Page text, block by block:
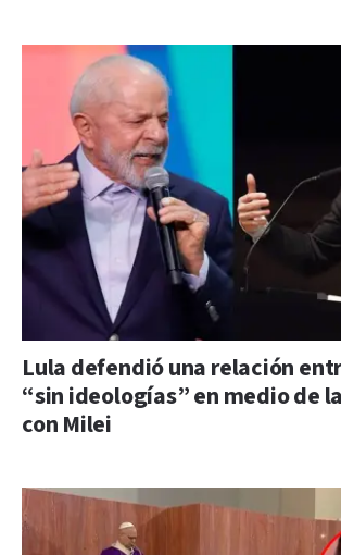
Lula defendió una relación
“sin ideologías” en medio de
con Milei